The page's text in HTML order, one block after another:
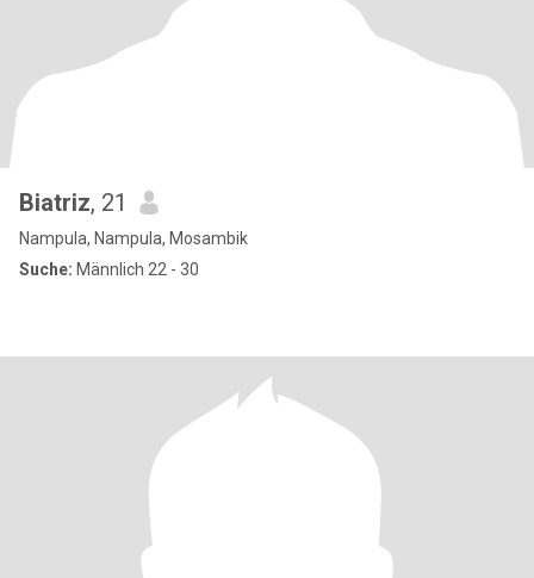
Biatriz, 21
Nampula, Nampula, Mosambik
Suche: Männlich 22 - 30